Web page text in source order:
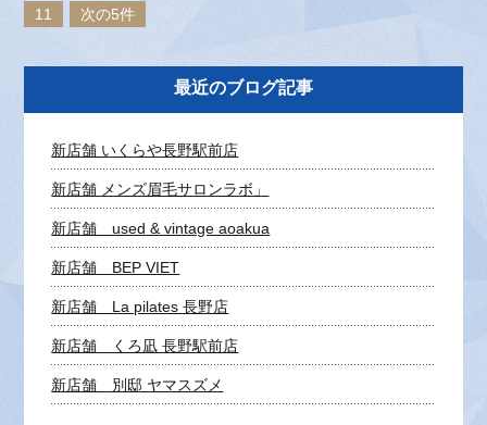
11 次の5件
最近のブログ記事
新店舗 いくらや長野駅前店
新店舗 メンズ眉毛サロンラボ」
新店舗 used & vintage aoakua
新店舗 BEP VIET
新店舗 La pilates 長野店
新店舗 くろ凪 長野駅前店
新店舗 別邸 ヤマスズメ